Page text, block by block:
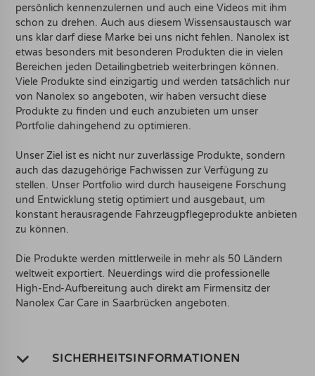
persönlich kennenzulernen und auch eine Videos mit ihm
schon zu drehen. Auch aus diesem Wissensaustausch war
uns klar darf diese Marke bei uns nicht fehlen. Nanolex ist
etwas besonders mit besonderen Produkten die in vielen
Bereichen jeden Detailingbetrieb weiterbringen können.
Viele Produkte sind einzigartig und werden tatsächlich nur
von Nanolex so angeboten, wir haben versucht diese
Produkte zu finden und euch anzubieten um unser
Portfolie dahingehend zu optimieren.
Unser Ziel ist es nicht nur zuverlässige Produkte, sondern
auch das dazugehörige Fachwissen zur Verfügung zu
stellen. Unser Portfolio wird durch hauseigene Forschung
und Entwicklung stetig optimiert und ausgebaut, um
konstant herausragende Fahrzeugpflegeprodukte anbieten
zu können.
Die Produkte werden mittlerweile in mehr als 50 Ländern
weltweit exportiert. Neuerdings wird die professionelle
High-End-Aufbereitung auch direkt am Firmensitz der
Nanolex Car Care in Saarbrücken angeboten.
SICHERHEITSINFORMATIONEN